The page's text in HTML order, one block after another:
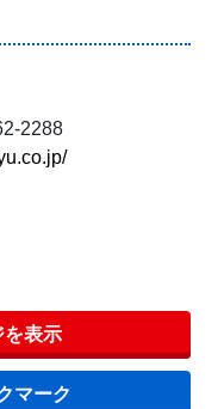
2288
を表示
マーク